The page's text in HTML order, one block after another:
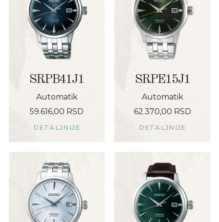
SRPB41J1
Automatik
59.616,00 RSD
DETALJNIJE
SRPE15J1
Automatik
62.370,00 RSD
DETALJNIJE